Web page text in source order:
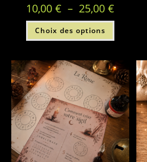
10,00 € – 25,00 €Plage
de
prix :
à
Choix des options
Ce
a
Les
options
peuvent
être
choisies
sur
la
page
du
produit